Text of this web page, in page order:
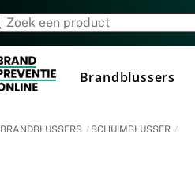
Brandblussers
BRANDBLUSSERS SCHUIMBLUSSER